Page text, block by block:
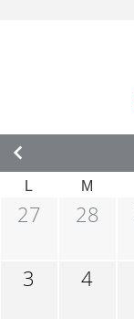
L M
27 28
3 4